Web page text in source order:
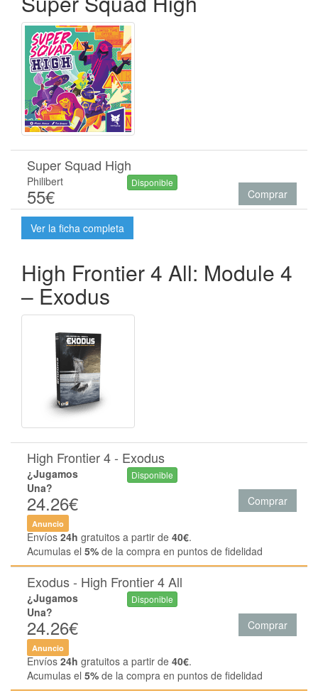
Super Squad High
Philibert
55€
Disponible
Comprar
Ver la ficha completa
High Frontier 4 All: Module 4
– Exodus
High Frontier 4 - Exodus
¿Jugamos
Una?
24.26€
Disponible
Comprar
Anuncio
Envíos 24h gratuitos a partir de 40€.
Acumulas el 5% de la compra en puntos de fidelidad
Exodus - High Frontier 4 All
¿Jugamos
Una?
24.26€
Disponible
Comprar
Anuncio
Envíos 24h gratuitos a partir de 40€.
Acumulas el 5% de la compra en puntos de fidelidad